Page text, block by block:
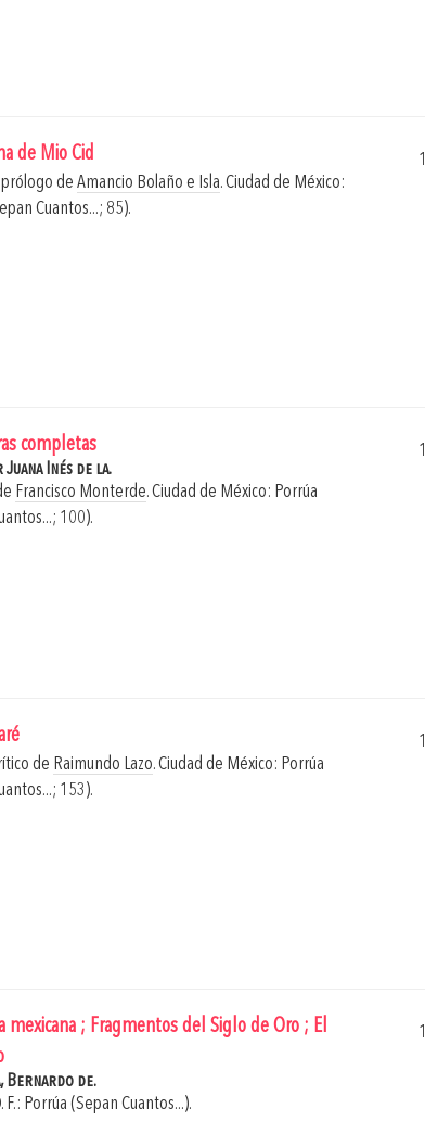
de Mio Cid
prólogo deAmancio Bolaño e Isla.Ciudad de México:
Cuantos...; 85).
completas
Inés de la.
Francisco Monterde.Ciudad de México: Porrúa
100).
de Raimundo Lazo.Ciudad de México: Porrúa
153).
mexicana ; Fragmentos del Siglo de Oro ; El
Bernardo de.
F.: Porrúa (Sepan Cuantos...).